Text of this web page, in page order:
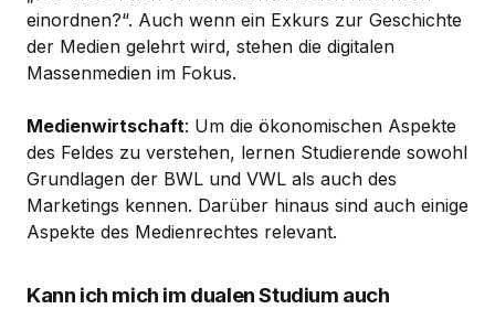
einordnen?“. Auch wenn ein Exkurs zur Geschichte
der Medien gelehrt wird, stehen die digitalen
Massenmedien im Fokus.
Medienwirtschaft: Um die ökonomischen Aspekte
des Feldes zu verstehen, lernen Studierende sowohl
Grundlagen der BWL und VWL als auch des
Marketings kennen. Darüber hinaus sind auch einige
Aspekte des Medienrechtes relevant.
Kann ich mich im dualen Studium auch